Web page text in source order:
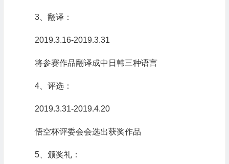
3、翻译：
2019.3.16-2019.3.31
将参赛作品翻译成中日韩三种语言
4、评选：
2019.3.31-2019.4.20
悟空杯评委会会选出获奖作品
5、颁奖礼：